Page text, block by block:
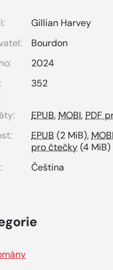
Gillian Harvey
Bourdon
2024
352
EPUB, MOBI, PDF
EPUB (2 MiB), MOBI
pro čtečky(4 MiB)
Čeština